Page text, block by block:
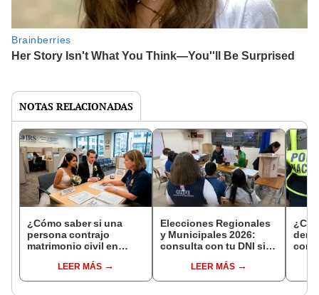
NOTAS RELACIONADAS
¿Cómo saber si una
persona contrajo
matrimonio civil en
LEER MÁS
Elecciones Regionales
y Municipales 2026:
consulta con tu DNI si
de mesa para este 4 de
octubre en el link oficial
LEER MÁS
con